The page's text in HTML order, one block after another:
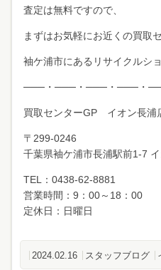
査定は無料ですので、
まずはお気軽にお近くの買取
袖ケ浦市にあるリサイクルシ
───・───・───・───・
買取センターGP イオン長浦
〒299-0246
千葉県袖ケ浦市長浦駅前1-7
TEL：0438-62-8881
営業時間：9：00～18：00
定休日：日曜日
2024.02.16 スタッフブログ